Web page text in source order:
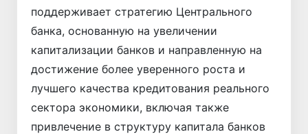
поддерживает стратегию Центрального
банка, основанную на увеличении
капитализации банков и направленную на
достижение более уверенного роста и
лучшего качества кредитования реального
сектора экономики, включая также
привлечение в структуру капитала банков